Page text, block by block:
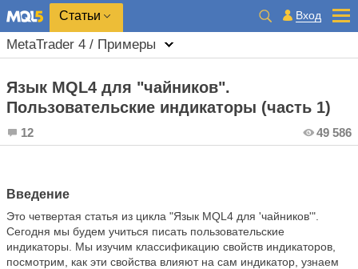
Статьи Вход
MetaTrader 4 / Примеры
Язык MQL4 для "чайников".
Пользовательские индикаторы (часть 1)
12 49 586
Введение
Это четвертая статья из цикла "Язык MQL4 для 'чайников'".
Сегодня мы будем учиться писать пользовательские
индикаторы. Мы изучим классификацию свойств индикаторов,
посмотрим, как эти свойства влияют на сам индикатор, узнаем